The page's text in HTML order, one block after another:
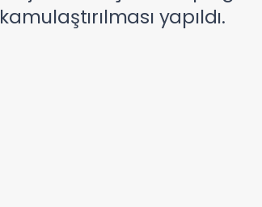
kamulaştırılması yapıldı.